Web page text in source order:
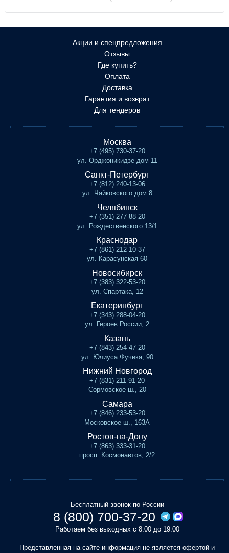
Акции и спецпредложения
Отзывы
Где купить?
Оплата
Доставка
Гарантия и возврат
Для тендеров
Москва
+7 (495) 730-37-20
ул. Орджоникидзе дом 11
Санкт-Петербург
+7 (812) 240-13-06
ул. Чайковского дом 8
Челябинск
+7 (351) 277-88-20
ул. Рождественского 13/1
Краснодар
+7 (861) 212-10-37
ул. Карасунская 60
Новосибирск
+7 (383) 322-53-20
ул. Спартака, 12
Екатеринбург
+7 (343) 288-04-20
ул. Героев России, 2
Казань
+7 (843) 254-47-20
ул. Юлиуса Фучика, 90
Нижний Новгород
+7 (831) 211-91-20
Сормовское ш., 20
Самара
+7 (846) 233-53-20
Московское ш., 163А
Ростов-на-Дону
+7 (863) 333-31-20
просп. Космонавтов, 2/2
Бесплатный звонок по России
8 (800) 700-37-20
Работаем без выходных с 8:00 до 19:00
Представленная на сайте информация не является офертой и